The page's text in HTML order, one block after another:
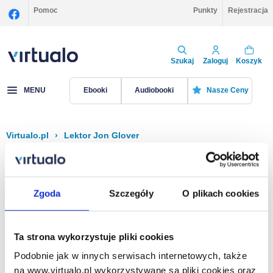
Zgoda Szczegóły O plikach cookies
Ta strona wykorzystuje pliki cookies
Podobnie jak w innych serwisach internetowych, także
na www.virtualo.pl wykorzystywane są pliki cookies oraz
Pomoc Punkty Rejestracja
Szukaj Zaloguj Koszyk
MENU Ebooki Audiobooki Nasze Ceny
Virtualo.pl › Lektor Jon Glover
Filtruj Sortuj
Na stronie